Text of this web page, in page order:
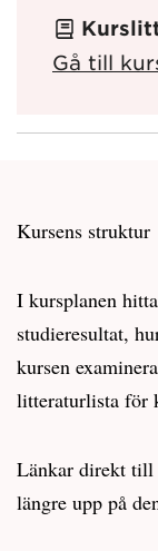
Gå till
Kursens struktur
I kursplanen
studieresultat,
kursen
litteraturlista för
Länkar direkt till
längre upp på